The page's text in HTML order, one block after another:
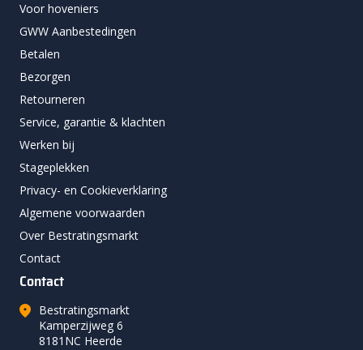
Voor hoveniers
GWW Aanbestedingen
Betalen
Bezorgen
Retourneren
Service, garantie & klachten
Werken bij
Stageplekken
Privacy- en Cookieverklaring
Algemene voorwaarden
Over Bestratingsmarkt
Contact
Contact
Bestratingsmarkt
Kamperzijweg 6
8181NC Heerde